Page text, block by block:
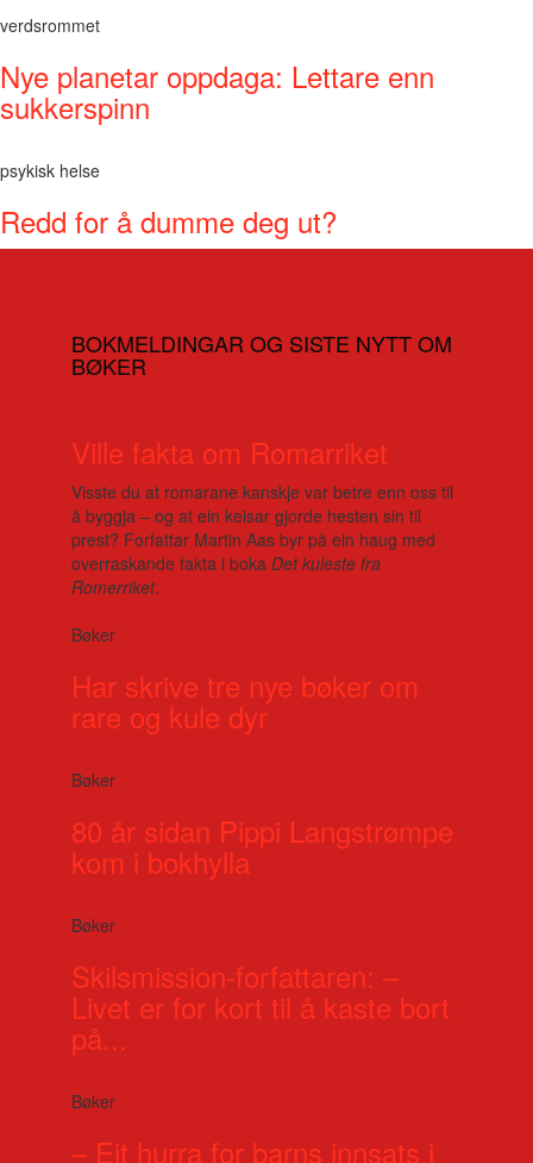
verdsrommet
Nye planetar oppdaga: Lettare enn
sukkerspinn
psykisk helse
Redd for å dumme deg ut?
BOKMELDINGAR OG SISTE NYTT OM
BØKER
Ville fakta om Romarriket
Visste du at romarane kanskje var betre enn oss til
å byggja – og at ein keisar gjorde hesten sin til
prest? Forfattar Martin Aas byr på ein haug med
overraskande fakta i boka Det kuleste fra
Romerriket.
Bøker
Har skrive tre nye bøker om
rare og kule dyr
Bøker
80 år sidan Pippi Langstrømpe
kom i bokhylla
Bøker
Skilsmission-forfattaren: –
Livet er for kort til å kaste bort
på...
Bøker
– Eit hurra for barns innsats i